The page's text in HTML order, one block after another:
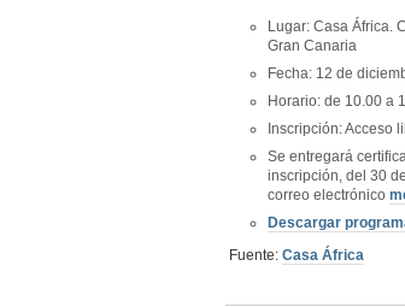
Lugar: Casa África.
Gran Canaria
Fecha: 12 de
Horario: de 10.00 a
Inscripción: Acceso
Se entregará
inscripción, del 30
correo electrónico
Descargar
Fuente: Casa África